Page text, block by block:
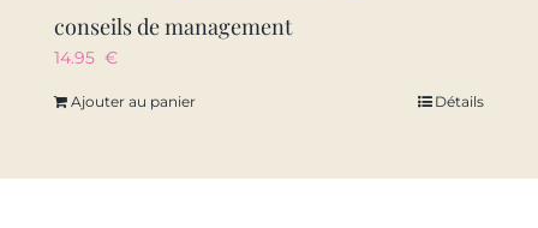
conseils de management
14.95 €
Ajouter au panier Détails